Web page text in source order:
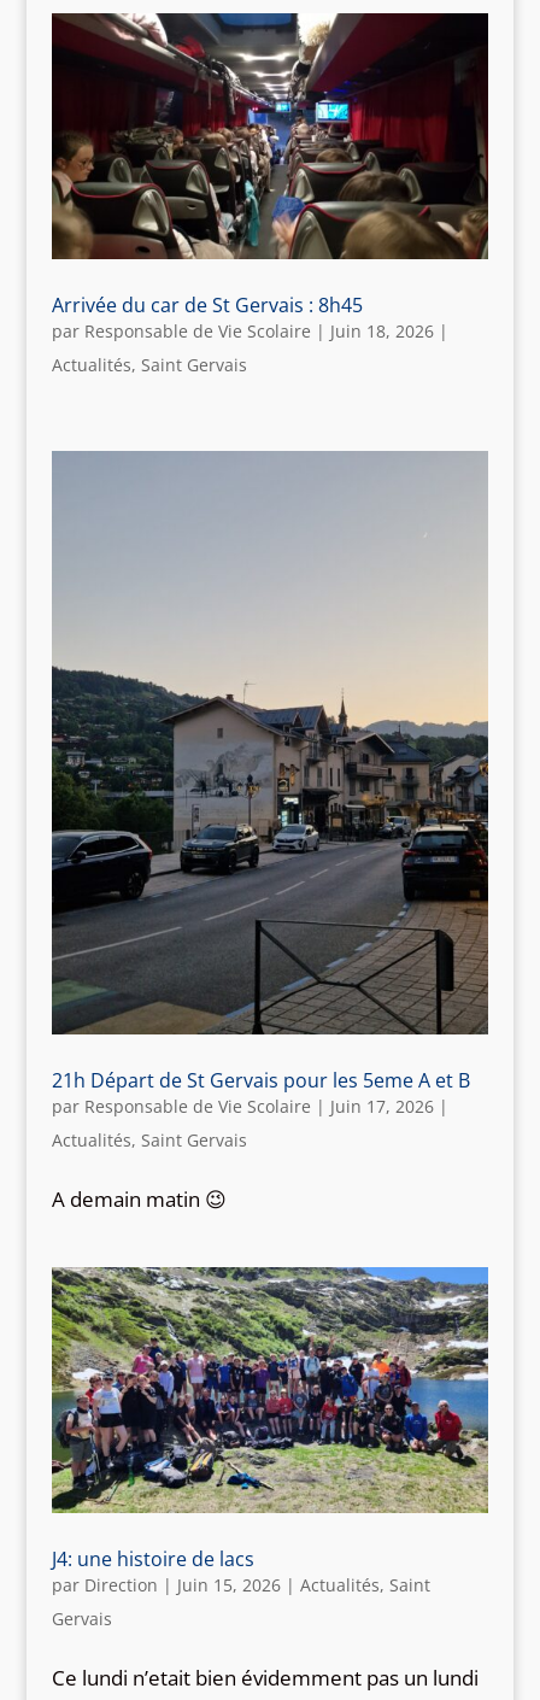
Arrivée du car de St Gervais : 8h45
par Responsable de Vie Scolaire | Juin 18, 2026|
Actualités, Saint Gervais
21h Départ de St Gervais pour les 5eme A et B
par Responsable de Vie Scolaire | Juin 17, 2026|
Actualités, Saint Gervais
A demain matin 😉
J4: une histoire de lacs
par Direction | Juin 15, 2026| Actualités, Saint
Gervais
Ce lundi n’etait bien évidemment pas un lundi